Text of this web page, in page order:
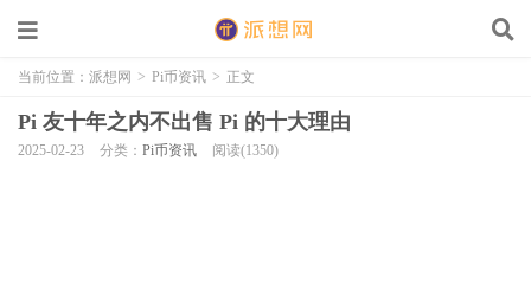
当前位置： 派想网 > Pi币资讯 > 正文
Pi 友十年之内不出售 Pi 的十大理由
2025-02-23 分类： Pi币资讯 阅读(1350)